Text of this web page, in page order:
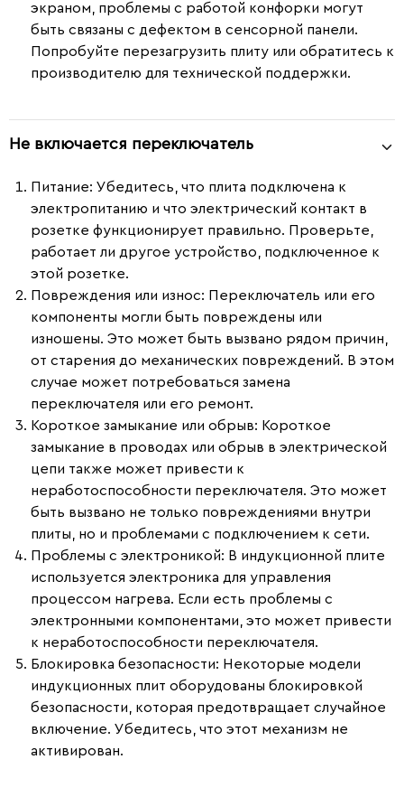
экраном, проблемы с работой конфорки могут
быть связаны с дефектом в сенсорной панели.
Попробуйте перезагрузить плиту или обратитесь к
производителю для технической поддержки.
Не включается переключатель
Питание: Убедитесь, что плита подключена к
электропитанию и что электрический контакт в
розетке функционирует правильно. Проверьте,
работает ли другое устройство, подключенное к
этой розетке.
Повреждения или износ: Переключатель или его
компоненты могли быть повреждены или
изношены. Это может быть вызвано рядом причин,
от старения до механических повреждений. В этом
случае может потребоваться замена
переключателя или его ремонт.
Короткое замыкание или обрыв: Короткое
замыкание в проводах или обрыв в электрической
цепи также может привести к
неработоспособности переключателя. Это может
быть вызвано не только повреждениями внутри
плиты, но и проблемами с подключением к сети.
Проблемы с электроникой: В индукционной плите
используется электроника для управления
процессом нагрева. Если есть проблемы с
электронными компонентами, это может привести
к неработоспособности переключателя.
Блокировка безопасности: Некоторые модели
индукционных плит оборудованы блокировкой
безопасности, которая предотвращает случайное
включение. Убедитесь, что этот механизм не
активирован.